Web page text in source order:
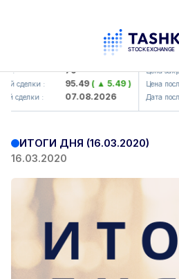
: 79
сделки : 95.49( ▲ 5.49 )
сделки : 07.08.2026
UZMK
Цена
Цена
Дата
ИТОГИ ДНЯ (16.03.2020)
16.03.2020